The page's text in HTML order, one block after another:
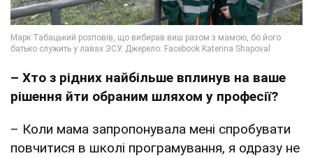
– Хто з рідних найбільше вплинув на ваше
рішення йти обраним шляхом у професії?
– Коли мама запропонувала мені спробувати
повчитися в школі програмування, я одразу не